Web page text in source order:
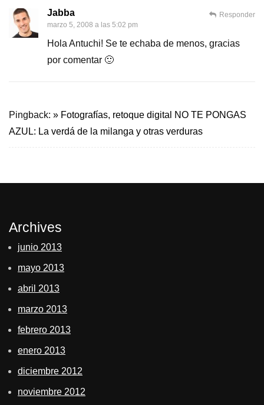
Jabba
marzo 5, 2008 a las 5:02 pm
Hola Antuchi! Se te echaba de menos, gracias
por comentar 🙂
Responder
Pingback: » Fotografías, retoque digital NO TE PONGAS
AZUL: La verdá de la milanga y otras verduras
Archives
junio 2013
mayo 2013
abril 2013
marzo 2013
febrero 2013
enero 2013
diciembre 2012
noviembre 2012